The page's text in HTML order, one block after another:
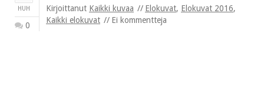
HUH
0
Kirjoittanut Kaikki kuvaa Elokuvat, Elokuvat 2016,
Kaikki elokuvat
Ei kommentteja